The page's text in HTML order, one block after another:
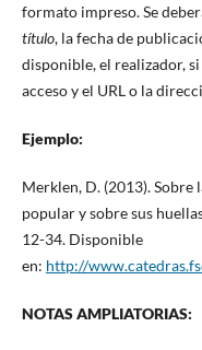
formato impreso. Se
título, la fecha de
disponible, el realizador,
acceso y el URL o la
Ejemplo:
Merklen, D. (2013).
popular y sobre sus
12-34. Disponible
en: http://
NOTAS AMPLIATORIAS: